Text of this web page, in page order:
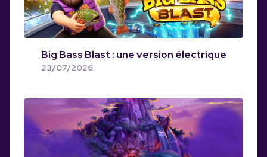
Big Bass Blast : une version électrique
23/07/2026